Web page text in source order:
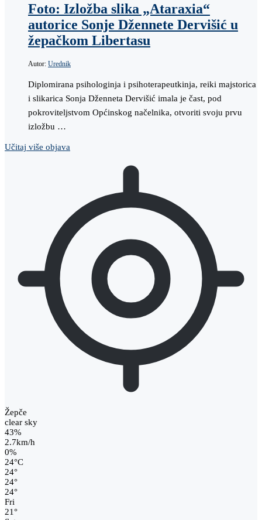
Foto: Izložba slika „Ataraxia“
autorice Sonje Džennete Dervišić u
žepačkom Libertasu
Autor: Urednik
Diplomirana psihologinja i psihoterapeutkinja, reiki majstorica
i slikarica Sonja Dženneta Dervišić imala je čast, pod
pokroviteljstvom Općinskog načelnika, otvoriti svoju prvu
izložbu …
Učitaj više objava
Žepče
clear sky
43%
2.7km/h
0%
24°C
24°
24°
24°
Fri
21°